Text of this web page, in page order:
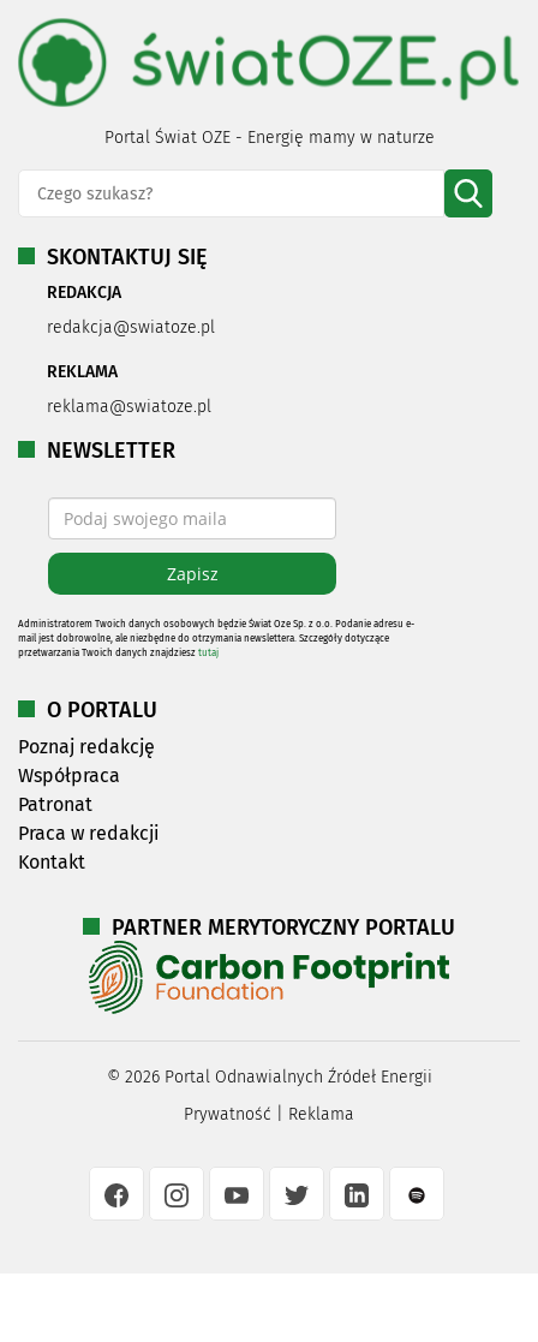
Portal Świat OZE - Energię mamy w naturze
SKONTAKTUJ SIĘ
REDAKCJA
redakcja@swiatoze.pl
REKLAMA
reklama@swiatoze.pl
NEWSLETTER
Administratorem Twoich danych osobowych będzie Świat Oze Sp. z o.o. Podanie adresu e-
mail jest dobrowolne, ale niezbędne do otrzymania newslettera. Szczegóły dotyczące
przetwarzania Twoich danych znajdziesz tutaj
O PORTALU
Poznaj redakcję
Współpraca
Patronat
Praca w redakcji
Kontakt
PARTNER MERYTORYCZNY PORTALU
© 2026Portal Odnawialnych Źródeł Energii
Prywatność
Reklama